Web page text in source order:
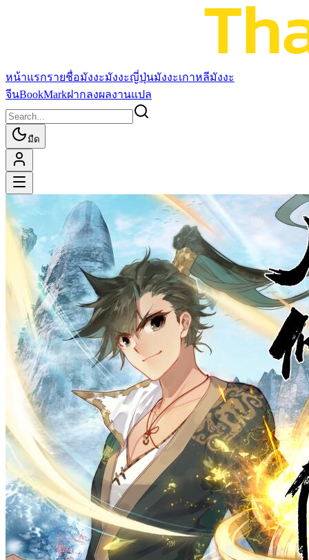
หน้าแรกรายชื่อมังงะมังงะญี่ปุ่นมังงะเกาหลีมังงะ
จีนBookMarkฝากลงผลงานแปล
มืด